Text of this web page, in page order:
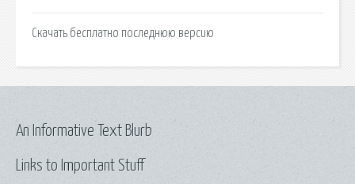
Скачать бесплатно последнюю версию
Links to Important Stuff
An Informative Text Blurb